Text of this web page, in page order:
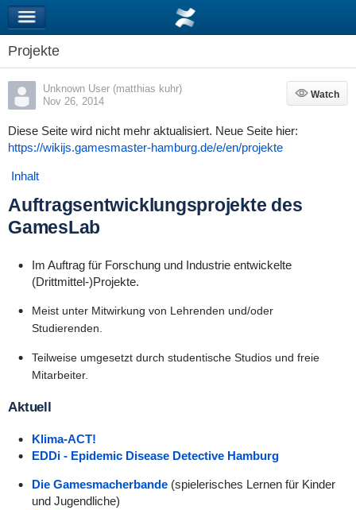
Projekte
Unknown User (matthias kuhr)
Nov 26, 2014
Watch
Watch
Diese Seite wird nicht mehr aktualisiert. Neue Seite hier:
https://wikijs.gamesmaster-hamburg.de/e/en/projekte
Inhalt
Auftragsentwicklungsprojekte des
GamesLab
Im Auftrag für Forschung und Industrie entwickelte
(Drittmittel-)Projekte.
Meist unter Mitwirkung von Lehrenden und/oder
Studierenden.
Teilweise umgesetzt durch studentische Studios und freie
Mitarbeiter.
Aktuell
Klima-ACT!
EDDi - Epidemic Disease Detective Hamburg
Die Gamesmacherbande(spielerisches Lernen für Kinder
und Jugendliche)